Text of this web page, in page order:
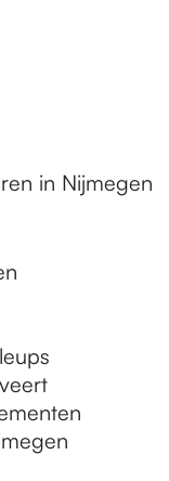
in Nijmegen